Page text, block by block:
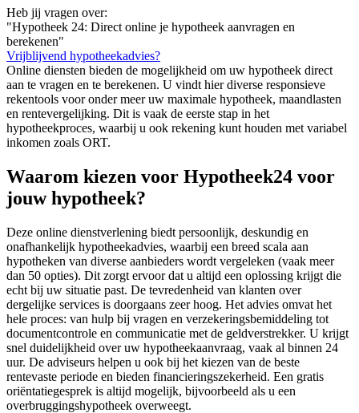
Heb jij vragen over:
"Hypotheek 24: Direct online je hypotheek aanvragen en
berekenen"
Vrijblijvend hypotheekadvies?
Online diensten bieden de mogelijkheid om uw hypotheek direct
aan te vragen en te berekenen. U vindt hier diverse responsieve
rekentools voor onder meer uw maximale hypotheek, maandlasten
en rentevergelijking. Dit is vaak de eerste stap in het
hypotheekproces, waarbij u ook rekening kunt houden met variabel
inkomen zoals ORT.
Waarom kiezen voor Hypotheek24 voor
jouw hypotheek?
Deze online dienstverlening biedt persoonlijk, deskundig en
onafhankelijk hypotheekadvies, waarbij een breed scala aan
hypotheken van diverse aanbieders wordt vergeleken (vaak meer
dan 50 opties). Dit zorgt ervoor dat u altijd een oplossing krijgt die
echt bij uw situatie past. De tevredenheid van klanten over
dergelijke services is doorgaans zeer hoog. Het advies omvat het
hele proces: van hulp bij vragen en verzekeringsbemiddeling tot
documentcontrole en communicatie met de geldverstrekker. U krijgt
snel duidelijkheid over uw hypotheekaanvraag, vaak al binnen 24
uur. De adviseurs helpen u ook bij het kiezen van de beste
rentevaste periode en bieden financieringszekerheid. Een gratis
oriëntatiegesprek is altijd mogelijk, bijvoorbeeld als u een
overbruggingshypotheek overweegt.